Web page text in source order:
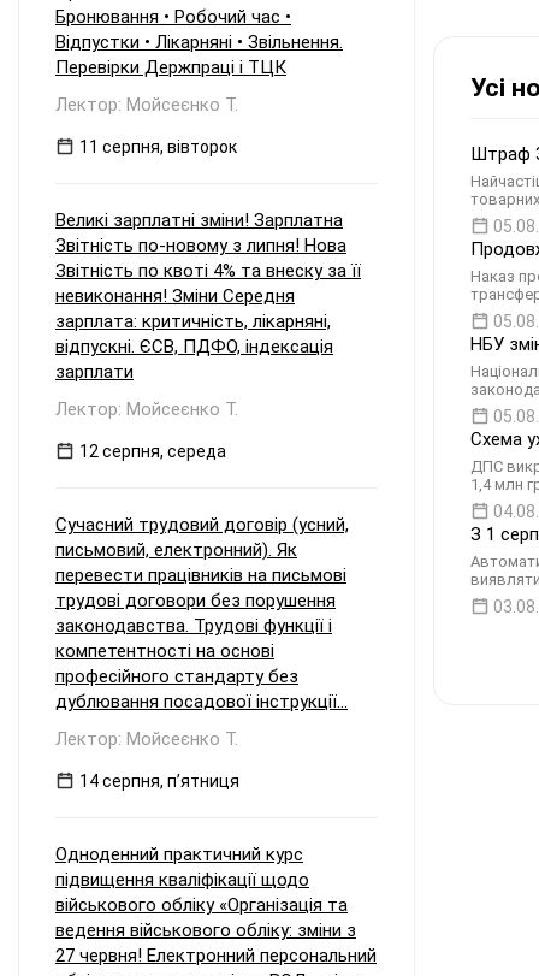
Усі
Штраф
Наказ
НБУ
Схема
ДПС
1,4 млн
З 1
Бронювання • Робочий час •
Відпустки • Лікарняні • Звільнення.
Перевірки Держпраці і ТЦК
Лектор: Мойсеєнко Т.
11 серпня, вівторок
Великі зарплатні зміни! Зарплатна
Звітність по-новому з липня! Нова
Звітність по квоті 4% та внеску за її
невиконання! Зміни Середня
зарплата: критичність, лікарняні,
відпускні. ЄСВ, ПДФО, індексація
зарплати
Лектор: Мойсеєнко Т.
12 серпня, середа
Сучасний трудовий договір (усний,
письмовий, електронний). Як
перевести працівників на письмові
трудові договори без порушення
законодавства. Трудові функції і
компетентності на основі
професійного стандарту без
дублювання посадової інструкції...
Лектор: Мойсеєнко Т.
14 серпня, пʼятниця
Одноденний практичний курс
підвищення кваліфікації щодо
військового обліку «Організація та
ведення військового обліку: зміни з
27 червня! Електронний персональний